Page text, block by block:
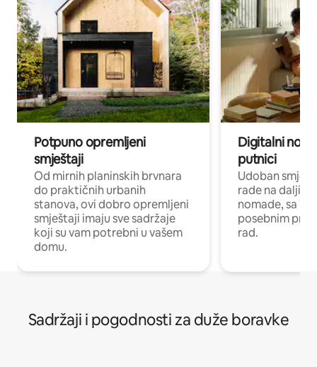
Potpuno opremljeni
smještaji
Od mirnih planinskih brvnara
do praktičnih urbanih
stanova, ovi dobro opremljeni
smještaji imaju sve sadržaje
koji su vam potrebni u vašem
domu.
Digitalni
putnici
Udoban
rade na
nomade, sa
posebnim
rad.
Sadržaji i pogodnosti za duže boravke